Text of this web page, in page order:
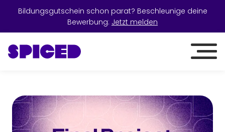
Bildungsgutschein schon parat? Beschleunige deine
Bewerbung: Jetzt melden